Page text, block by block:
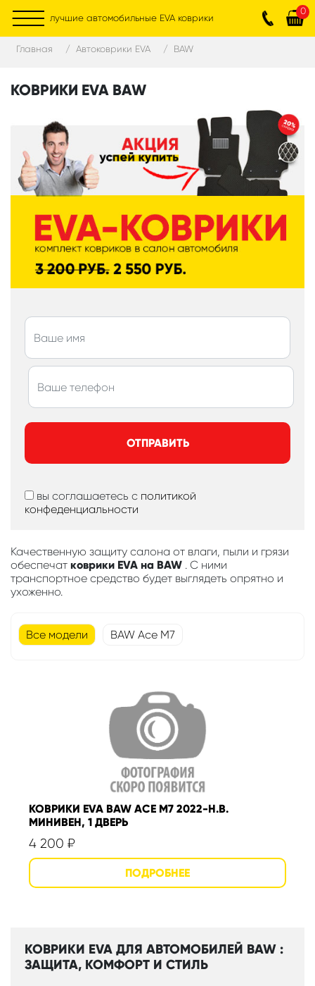
лучшие автомобильные EVA коврики
0
Главная Автоковрики EVA BAW
КОВРИКИ EVA BAW
ОТПРАВИТЬ
вы соглашаетесь с политикой
конфеденциальности
Качественную защиту салона от влаги, пыли и грязи
обеспечат коврики EVA на BAW . С ними
транспортное средство будет выглядеть опрятно и
ухоженно.
Все модели BAW Ace M7
КОВРИКИ EVA BAW ACE M7 2022-Н.В.
МИНИВЕН, 1 ДВЕРЬ
4 200 ₽
КОВРИКИ EVA ДЛЯ АВТОМОБИЛЕЙ BAW :
ЗАЩИТА, КОМФОРТ И СТИЛЬ